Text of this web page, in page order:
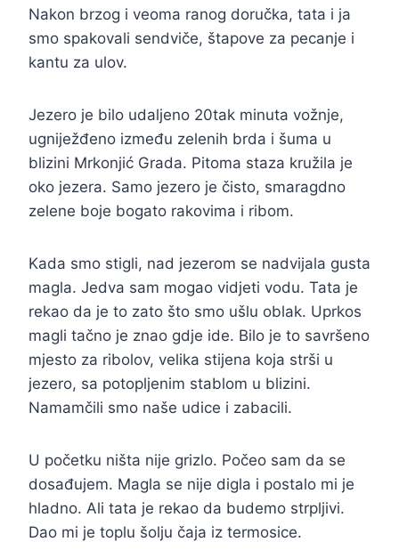
Nakon brzog i veoma ranog doručka, tata i ja
smo spakovali sendviče, štapove za pecanje i
kantu za ulov.
Jezero je bilo udaljeno 20tak minuta vožnje,
ugniježđeno između zelenih brda i šuma u
blizini Mrkonjić Grada. Pitoma staza kružila je
oko jezera. Samo jezero je čisto, smaragdno
zelene boje bogato rakovima i ribom.
Kada smo stigli, nad jezerom se nadvijala gusta
magla. Jedva sam mogao vidjeti vodu. Tata je
rekao da je to zato što smo ušlu oblak. Uprkos
magli tačno je znao gdje ide. Bilo je to savršeno
mjesto za ribolov, velika stijena koja strši u
jezero, sa potopljenim stablom u blizini.
Namamčili smo naše udice i zabacili.
U početku ništa nije grizlo. Počeo sam da se
dosađujem. Magla se nije digla i postalo mi je
hladno. Ali tata je rekao da budemo strpljivi.
Dao mi je toplu šolju čaja iz termosice.